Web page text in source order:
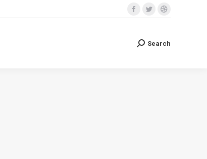
Facebook
opens
Twitter
opens
Dribbble
opens
Search:
Search
Search:
Search